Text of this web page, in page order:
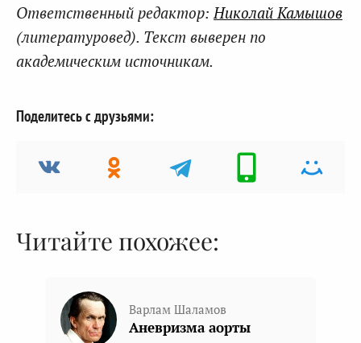
Ответственный редактор:Николай Камышов
(литературовед). Текст выверен по
академическим источникам.
Поделитесь с друзьями:
Читайте похожее:
Варлам Шаламов
Аневризма аорты